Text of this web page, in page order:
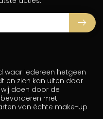
waar iedereen hetgeen
en zich kan uiten door
doen door de
met
van échte make-up